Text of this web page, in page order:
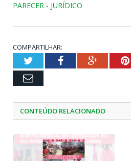
PARECER - JURÍDICO
COMPARTILHAR:
TwitterFacebookGoogle+
Email
CONTEÚDO RELACIONADO